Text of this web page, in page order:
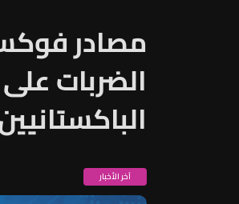
مصادر
الضربات
آخر الأخبار